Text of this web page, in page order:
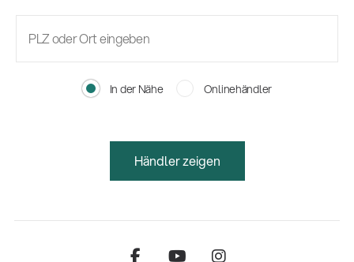
In der Nähe Onlinehändler
Händler zeigen